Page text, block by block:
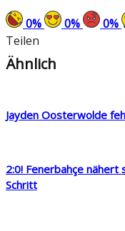
0% 0% 0%
Teilen
Ähnlich
Jayden Oosterwolde
2:0! Fenerbahçe nähert
Schritt